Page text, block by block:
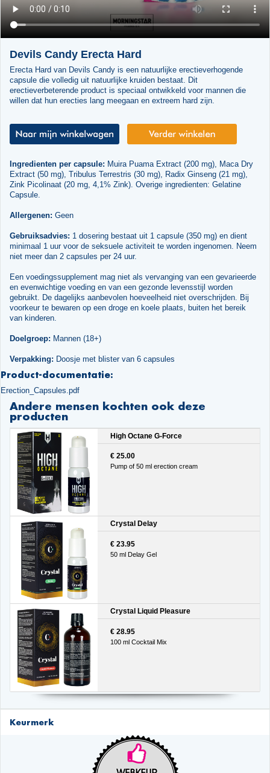
Devils Candy Erecta Hard
Erecta Hard van Devils Candy is een natuurlijke erectieverhogende
capsule die volledig uit natuurlijke kruiden bestaat. Dit
erectieverbeterende product is speciaal ontwikkeld voor mannen die
willen dat hun erecties lang meegaan en extreem hard zijn.
Ingredienten per capsule: Muira Puama Extract (200 mg), Maca Dry
Extract (50 mg), Tribulus Terrestris (30 mg), Radix Ginseng (21 mg),
Zink Picolinaat (20 mg, 4,1% Zink). Overige ingredienten: Gelatine
Capsule.
Allergenen: Geen
Gebruiksadvies: 1 dosering bestaat uit 1 capsule (350 mg) en dient
minimaal 1 uur voor de seksuele activiteit te worden ingenomen. Neem
niet meer dan 2 capsules per 24 uur.
Een voedingssupplement mag niet als vervanging van een gevarieerde
en evenwichtige voeding en van een gezonde levensstijl worden
gebruikt. De dagelijks aanbevolen hoeveelheid niet overschrijden. Bij
voorkeur te bewaren op een droge en koele plaats, buiten het bereik
van kinderen.
Doelgroep: Mannen (18+)
Verpakking: Doosje met blister van 6 capsules
Product-documentatie:
Erection_Capsules.pdf
Andere mensen kochten ook deze
producten
High Octane G-Force
€ 25.00
Pump of 50 ml erection cream
Crystal Delay
€ 23.95
50 ml Delay Gel
Crystal Liquid Pleasure
€ 28.95
100 ml Cocktail Mix
Keurmerk